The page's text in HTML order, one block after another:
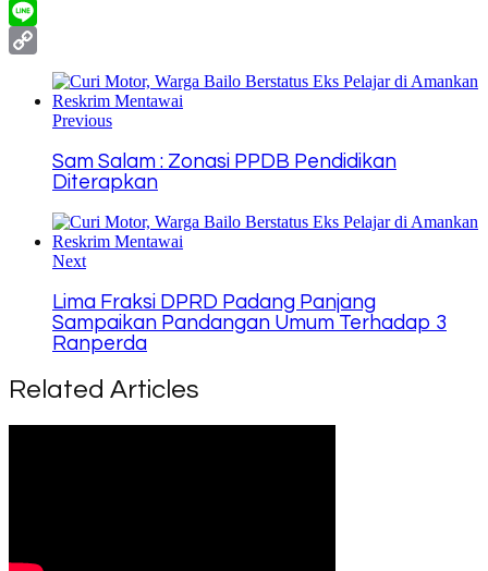
Messenger
Line
Link
Previous
Sam Salam : Zonasi PPDB Pendidikan
Diterapkan
Next
Lima Fraksi DPRD Padang Panjang
Sampaikan Pandangan Umum Terhadap 3
Ranperda
Related Articles